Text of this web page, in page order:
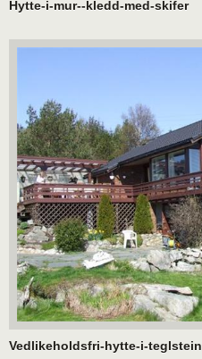
Hytte-i-mur--kledd-med-skifer
Vedlikeholdsfri-hytte-i-teglstein